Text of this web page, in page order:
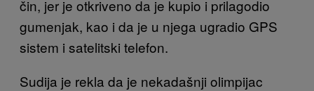
čin, jer je otkriveno da je kupio i prilagodio
gumenjak, kao i da je u njega ugradio GPS
sistem i satelitski telefon.
Sudija je rekla da je nekadašnji olimpijac